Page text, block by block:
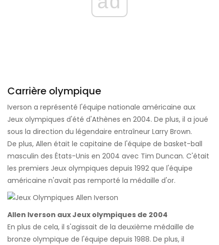
Carrière olympique
Iverson a représenté l'équipe nationale américaine aux
Jeux olympiques d'été d'Athènes en 2004. De plus, il a joué
sous la direction du légendaire entraîneur Larry Brown.
De plus, Allen était le capitaine de l'équipe de basket-ball
masculin des États-Unis en 2004 avec Tim Duncan. C'était
les premiers Jeux olympiques depuis 1992 que l'équipe
américaine n'avait pas remporté la médaille d'or.
Allen Iverson aux Jeux olympiques de 2004
En plus de cela, il s'agissait de la deuxième médaille de
bronze olympique de l'équipe depuis 1988. De plus, il